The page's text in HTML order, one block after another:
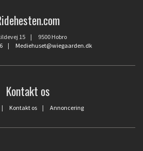
15 | 9500 Hobro
| Mediehuset@wiegaarden.dk
Kontakt os
| Kontakt os | Annoncering